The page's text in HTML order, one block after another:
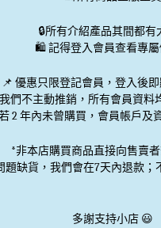
🔒所有介紹產品其間都有
🛍️ 記得登入會員查看專屬
📌 優惠只限登記會員 ，登入後
我們不主動推銷 ，所有會員資料
2 年內未曾購買，會員帳戶及
*非本店購買商品直接向售賣者
題缺貨，我們會在7天內退款；
多謝支持小店 😃